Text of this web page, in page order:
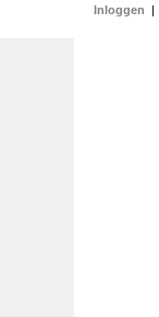
Inloggen |